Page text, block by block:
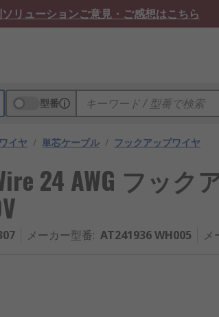
リューションご意見・ご感想はこちら
型番
イヤ / 単芯ケーブル / フックアップワイヤ
24 AWG フッ
メーカー型番: AT241936 WH005 メ